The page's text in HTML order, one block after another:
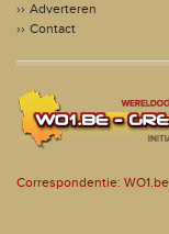
Adverteren
Contact
Correspondentie: